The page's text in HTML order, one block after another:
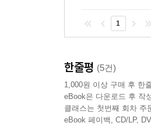
1
한줄평 (5건)
1,000원 이상 구매 후 한
eBook은 다운로드 후 작
클래스는 첫번째 회차 주
eBook 페이백, CD/LP,